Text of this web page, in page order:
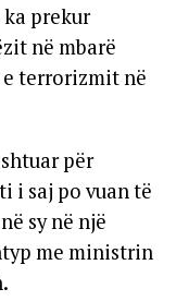
prekur
në mbarë
terrorizmit në
për
i saj po vuan të
sy në një
me ministrin